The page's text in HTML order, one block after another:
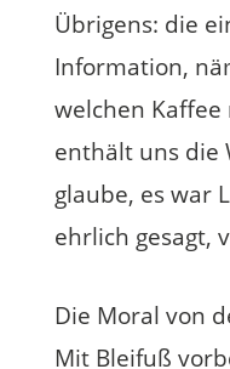
Übrigens: die
Information,
welchen
enthält uns die
glaube, es war
ehrlich gesagt,
Die Moral von
Mit Bleifuß